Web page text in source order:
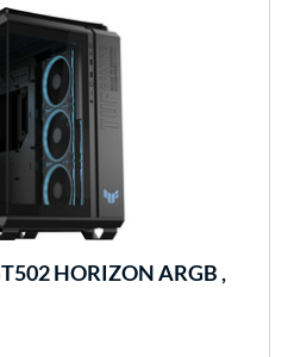
HORIZON ARGB ,